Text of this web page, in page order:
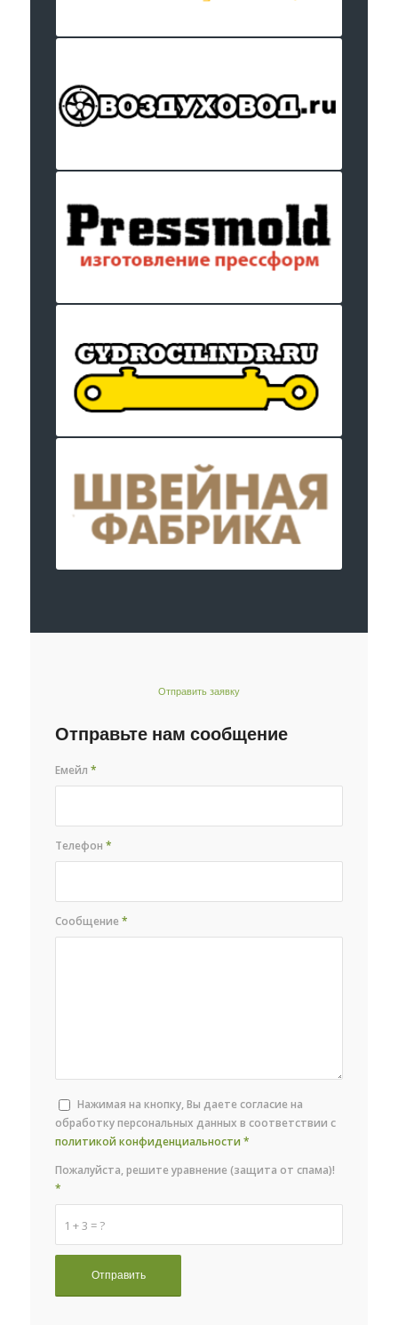
Отправить заявку
Отправьте нам сообщение
Емейл*
Телефон*
Сообщение*
Нажимая на кнопку, Вы даете согласие на
обработку персональных данных в соответствии с
политикой конфиденциальности *
1 + 3 = ?
Пожалуйста, решите уравнение (защита от спама)!
*